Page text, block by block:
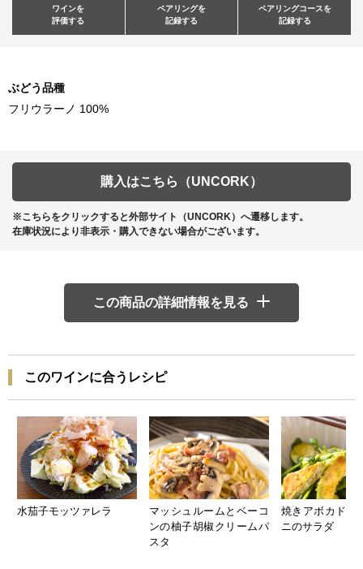
ワインを
評価する
ペアリングを
記録する
ペアリングコースを
記録する
ぶどう品種
フリウラーノ 100%
購入はこちら（UNCORK）
※こちらをクリックすると外部サイト（UNCORK）へ遷移します。
在庫状況により非表示・購入できない場合がございます。
この商品の詳細情報を見る
このワインに合うレシピ
水茄子モッツァレラ
マッシュルームとベーコ
ンの柚子胡椒クリームパ
スタ
焼きアボカドと
ニのサラダ